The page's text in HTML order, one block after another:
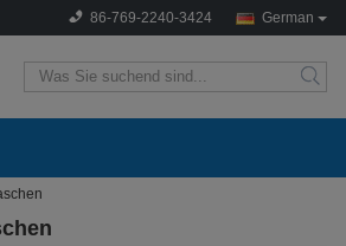
German
86-769-2240-3424
search